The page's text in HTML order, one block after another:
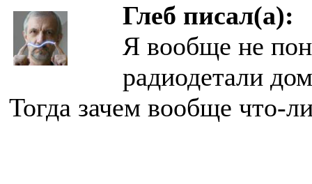
Глеб писал(а):
Я вообще не
радиодетали
Тогда зачем вообще что-